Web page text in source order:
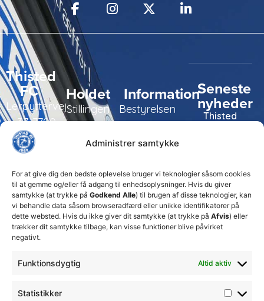
Administrer samtykke
For at give dig den bedste oplevelse bruger vi teknologier såsom cookies
til at gemme og/eller få adgang til enhedsoplysninger. Hvis du giver
samtykke (at trykke på Godkend Alle) til brugen af disse teknologier, kan
vi behandle data såsom browseradfærd eller unikke identifikatorer på
dette websted. Hvis du ikke giver dit samtykke (at trykke på Afvis) eller
trækker dit samtykke tilbage, kan visse funktioner blive påvirket
negativt.
Funktionsdygtig Altid aktiv
Statistikker
Thisted
FC
Lerpyttervej
37, 7700
Thisted
99 19
19
Holdet
Stillingen
Trænerteamet
Information
Bestyrelsen
ledelse
Erhverv
Club 500
Seneste
nyheder
Thisted
for at
sikre
klubbens
fremtid
15. juli 2026
𝘀𝗽𝗶𝗹𝗹𝗲𝗿
17. april 2026
Velkommen